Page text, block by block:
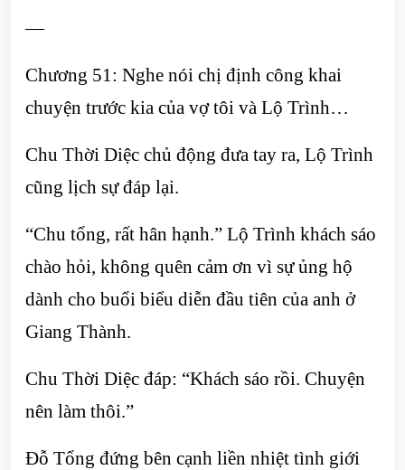
—
Chương 51: Nghe nói chị định công khai
chuyện trước kia của vợ tôi và Lộ Trình…
Chu Thời Diệc chủ động đưa tay ra, Lộ Trình
cũng lịch sự đáp lại.
“Chu tổng, rất hân hạnh.” Lộ Trình khách sáo
chào hỏi, không quên cảm ơn vì sự ủng hộ
dành cho buổi biểu diễn đầu tiên của anh ở
Giang Thành.
Chu Thời Diệc đáp: “Khách sáo rồi. Chuyện
nên làm thôi.”
Đỗ Tổng đứng bên cạnh liền nhiệt tình giới